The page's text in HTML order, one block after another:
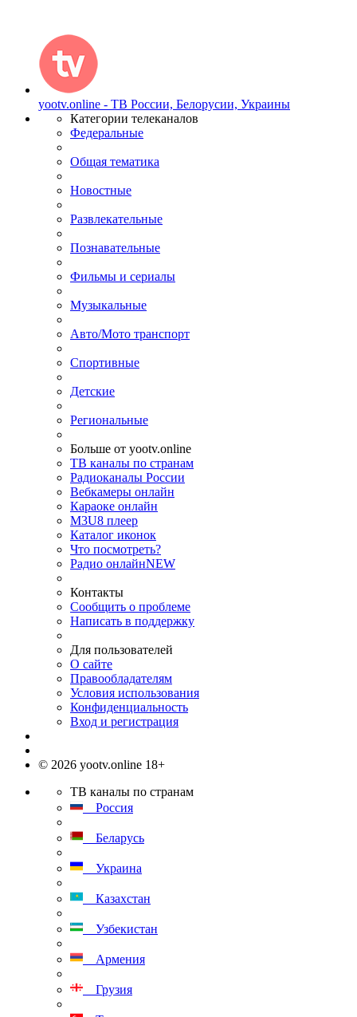
yootv.online - ТВ России, Белорусии, Украины
Категории телеканалов
Федеральные
Общая тематика
Новостные
Развлекательные
Познавательные
Фильмы и сериалы
Музыкальные
Авто/Мото транспорт
Спортивные
Детские
Региональные
Больше от yootv.online
ТВ каналы по странам
Радиоканалы России
Вебкамеры онлайн
Караоке онлайн
M3U8 плеер
Каталог иконок
Что посмотреть?
Радио онлайнNEW
Контакты
Сообщить о проблеме
Написать в поддержку
Для пользователей
О сайте
Правообладателям
Условия использования
Конфиденциальность
Вход и регистрация
© 2026 yootv.online 18+
ТВ каналы по странам
Россия
Беларусь
Украина
Казахстан
Узбекистан
Армения
Грузия